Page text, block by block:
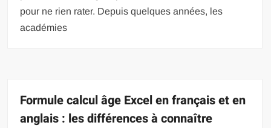
pour ne rien rater. Depuis quelques années, les
académies
Formule calcul âge Excel en français et en
anglais : les différences à connaître